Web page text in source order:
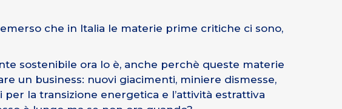
che in Italia le materie prime critiche ci sono,
sostenibile ora lo è, anche perchè queste materie
un business: nuovi giacimenti, miniere dismesse,
la transizione energetica e l’attività estrattiva